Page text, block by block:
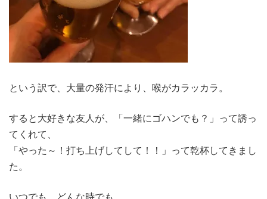
という訳で、大量の発汗により、喉がカラッカラ。
すると大好きな友人が、「一緒にゴハンでも？」って誘っ
てくれて、
「やった～！打ち上げしてして！！」って乾杯してきまし
た。